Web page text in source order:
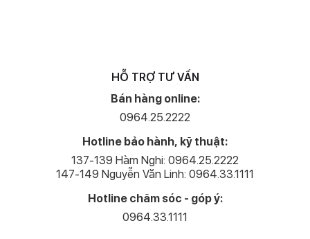
Máy có hỗ trợ chế độ quay video đạt chuẩn lên đến 4K sắc nét,
phim hay đang làm những công việc sản xuất nội dung trên những
nền tảng mạng xã hội.
HỖ TRỢ TƯ VẤN
Bán hàng online:
0964.25.2222
Hotline bảo hành, kỹ thuật:
137-139 Hàm Nghi: 0964.25.2222
147-149 Nguyễn Văn Linh: 0964.33.1111
Hotline chăm sóc - góp ý:
0964.33.1111